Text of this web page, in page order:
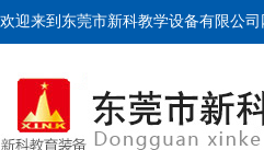
欢迎来到东莞市新科教学设备有限公司